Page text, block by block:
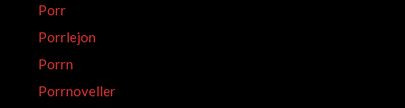
Porr
Porrlejon
Porrn
Porrnoveller